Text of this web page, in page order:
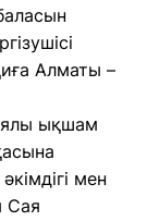
Алматы –
ықшам
мен
Сая